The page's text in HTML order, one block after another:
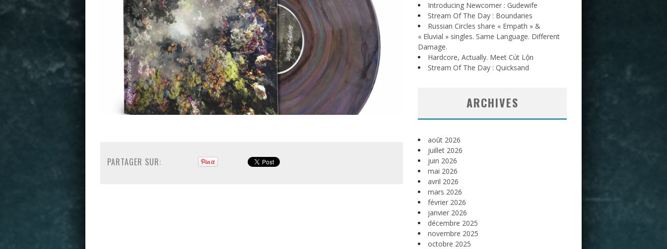
PARTAGER SUR:
Introducing Newcomer : Gudewife
Stream Of The Day : Boundaries
Russian Circles share « Empath » &
« Eluvial » singles. Same Language. Different
Damage.
Hardcore, Actually. Meet Cút Lộn
Stream Of The Day : Quicksand
ARCHIVES
août 2026
juillet 2026
juin 2026
mai 2026
avril 2026
mars 2026
février 2026
janvier 2026
décembre 2025
novembre 2025
octobre 2025